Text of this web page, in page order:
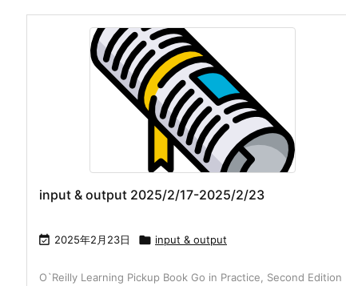
input & output 2025/2/17-2025/2/23
 2025年2月23日  input & output
O`Reilly Learning Pickup Book Go in Practice, Second Edition